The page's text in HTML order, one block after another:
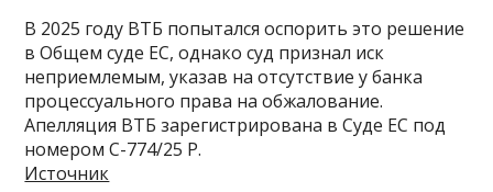
В 2025 году ВТБ попытался оспорить это решение
в Общем суде ЕС, однако суд признал иск
неприемлемым, указав на отсутствие у банка
процессуального права на обжалование.
Апелляция ВТБ зарегистрирована в Суде ЕС под
номером C-774/25 P.
Источник